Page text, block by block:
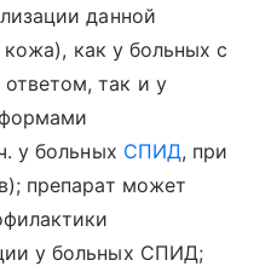
данной
как у больных с
так и у
у больных СПИД, при
препарат может
у больных СПИД;